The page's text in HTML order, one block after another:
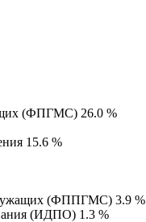
(ФПГМС) 26.0 %
15.6 %
(ФППГМС) 3.9 %
(ИДПО) 1.3 %